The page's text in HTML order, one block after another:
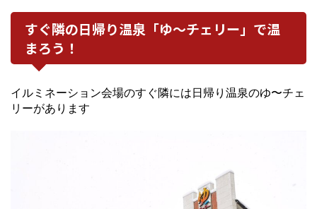
すぐ隣の日帰り温泉「ゆ〜チェリー」で温
まろう！
イルミネーション会場のすぐ隣には日帰り温泉のゆ〜チェ
リーがあります